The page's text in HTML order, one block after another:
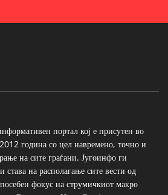
портал кој е присутен во
година со цел навремено, точно и
на сите граѓани. Југоинфо ги
става на располагање сите вести од
фокус на струмичкиот макро